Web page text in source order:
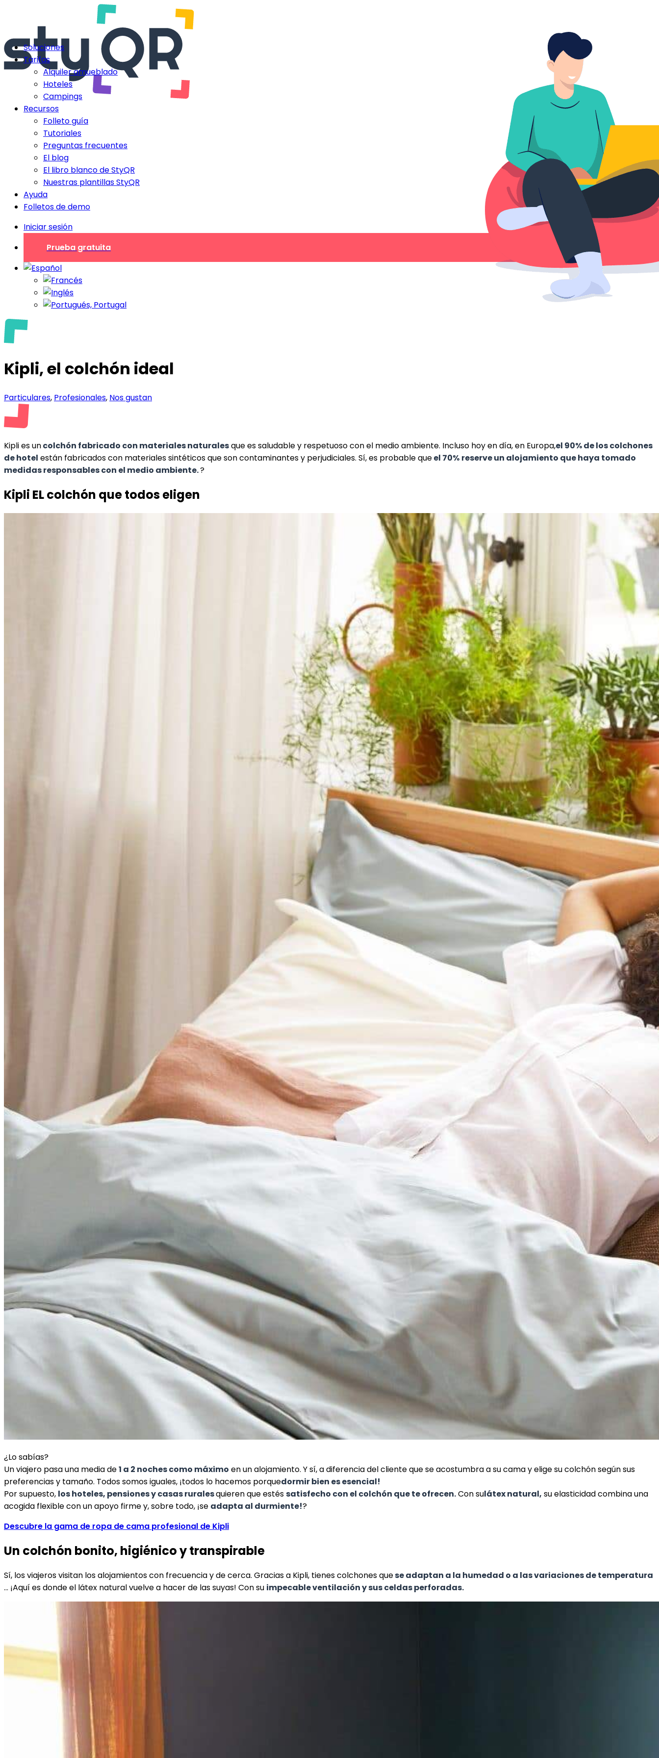
Soluciones
Tarifas
Alquiler amueblado
Hoteles
Campings
Recursos
Folleto guía
Tutoriales
Preguntas frecuentes
El blog
El libro blanco de StyQR
Nuestras plantillas StyQR
Ayuda
Folletos de demo
Iniciar sesión
Prueba gratuita
Kipli, el colchón ideal
Particulares, Profesionales, Nos gustan
Kipli es uncolchón fabricado con materiales naturalesque es saludable y respetuoso con el medio ambiente. Incluso hoy en día, en Europa,el 90% de los colchones
de hotel están fabricados con materiales sintéticos que son contaminantes y perjudiciales. Sí, es probable queel 70% reserve un alojamiento que haya tomado
medidas responsables con el medio ambiente.?
Kipli EL colchón que todos eligen
¿Lo sabías?
Un viajero pasa una media de1 a 2 noches como máximo en un alojamiento. Y sí, a diferencia del cliente que se acostumbra a su cama y elige su colchón según sus
preferencias y tamaño. Todos somos iguales, ¡todos lo hacemos porquedormir bien es esencial!
Por supuesto, los hoteles, pensiones y casas ruralesquieren que estéssatisfecho con el colchón que te ofrecen.Con sulátex natural, su elasticidad combina una
acogida flexible con un apoyo firme y, sobre todo, ¡se adapta al durmiente!?
Descubre la gama de ropa de cama profesional de Kipli
Un colchón bonito, higiénico y transpirable
Sí, los viajeros visitan los alojamientos con frecuencia y de cerca. Gracias a Kipli, tienes colchones quese adaptan a la humedad o a las variaciones de temperatura
… ¡Aquí es donde el látex natural vuelve a hacer de las suyas! Con su impecable ventilación y sus celdas perforadas.